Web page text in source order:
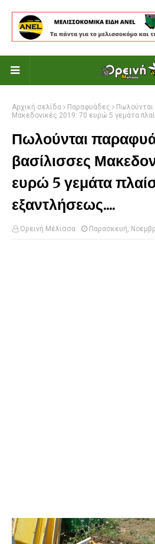
Αρχική σελίδα Παραφυάδες
Μακεδονικές 2019: 70 ευρώ 5 γεμάτα
Πωλούνται
βασίλισσες
ευρώ 5 γεμάτα
εξαντλήσεως....
Ορεινή Μέλισσα Παρασκευή,